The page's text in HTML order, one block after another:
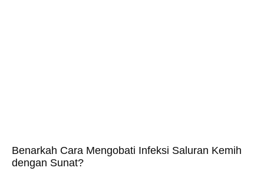
Benarkah Cara Mengobati Infeksi Saluran Kemih
dengan Sunat?